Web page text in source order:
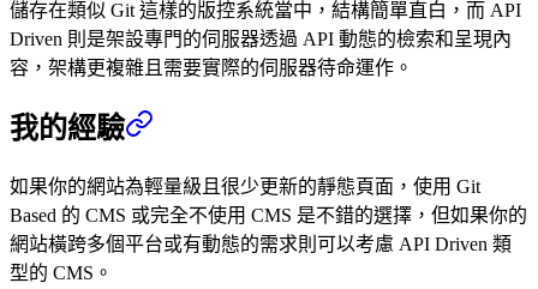
儲存在類似 Git 這樣的版控系統當中，結構簡單直白，而 API
Driven 則是架設專門的伺服器透過 API 動態的檢索和呈現內
容，架構更複雜且需要實際的伺服器待命運作。
我的經驗
如果你的網站為輕量級且很少更新的靜態頁面，使用 Git
Based 的 CMS 或完全不使用 CMS 是不錯的選擇，但如果你的
網站橫跨多個平台或有動態的需求則可以考慮 API Driven 類
型的 CMS。